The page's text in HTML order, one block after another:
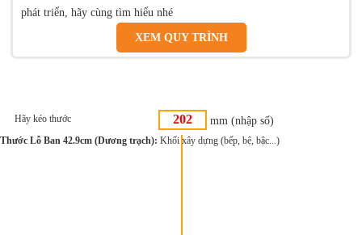
phát triển, hãy cùng tìm hiểu nhé
XEM QUY TRÌNH
mm (nhập số)
Hãy kéo thước
Thước Lỗ Ban 42.9cm (Dương trạch): Khối xây dựng (bếp, bệ, bậc...)